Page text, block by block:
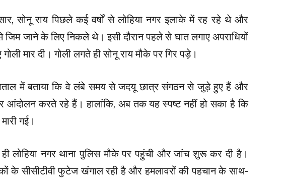
सोनू राय पिछले कई वर्षों से लोहिया नगर इलाके में रह रहे थे और
जाने के लिए निकले थे। इसी दौरान पहले से घात लगाए अपराधियों
मार दी। गोली लगते ही सोनू राय मौके पर गिर पड़े।
में बताया कि वे लंबे समय से जदयू छात्र संगठन से जुड़े हुए हैं और
आंदोलन करते रहे हैं। हालांकि, अब तक यह स्पष्ट नहीं हो सका है कि
गई।
लोहिया नगर थाना पुलिस मौके पर पहुंची और जांच शुरू कर दी है।
के सीसीटीवी फुटेज खंगाल रही है और हमलावरों की पहचान के साथ-